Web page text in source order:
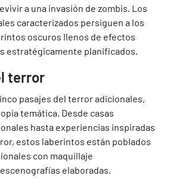
a una invasión de zombis. Los
caracterizados persiguen a los
oscuros llenos de efectos
estratégicamente planificados.
terror
pasajes del terror adicionales,
temática. Desde casas
hasta experiencias inspiradas
estos laberintos están poblados
con maquillaje
elaboradas.